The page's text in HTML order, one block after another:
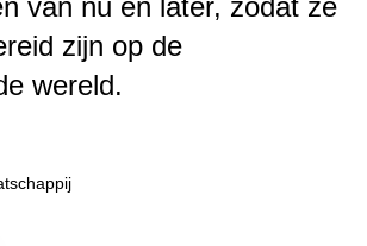
van nu en later, zodat ze
zijn op de
wereld.